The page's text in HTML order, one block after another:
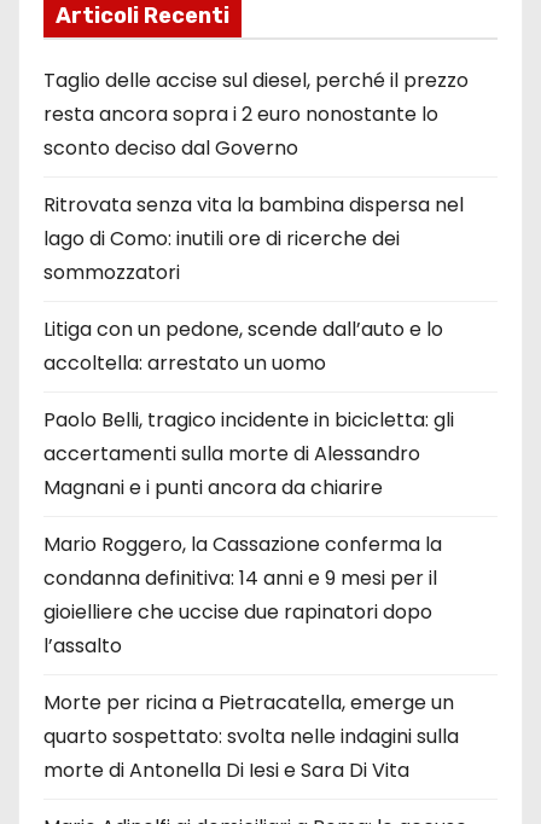
Articoli Recenti
Taglio delle accise sul diesel, perché il prezzo
resta ancora sopra i 2 euro nonostante lo
sconto deciso dal Governo
Ritrovata senza vita la bambina dispersa nel
lago di Como: inutili ore di ricerche dei
sommozzatori
Litiga con un pedone, scende dall’auto e lo
accoltella: arrestato un uomo
Paolo Belli, tragico incidente in bicicletta: gli
accertamenti sulla morte di Alessandro
Magnani e i punti ancora da chiarire
Mario Roggero, la Cassazione conferma la
condanna definitiva: 14 anni e 9 mesi per il
gioielliere che uccise due rapinatori dopo
l’assalto
Morte per ricina a Pietracatella, emerge un
quarto sospettato: svolta nelle indagini sulla
morte di Antonella Di Iesi e Sara Di Vita